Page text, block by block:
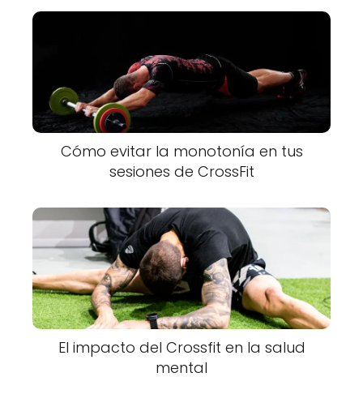
Cómo evitar la monotonía en tus
sesiones de CrossFit
El impacto del Crossfit en la salud
mental